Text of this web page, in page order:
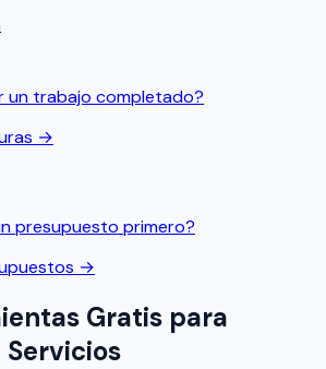
un trabajo completado?
→
presupuesto primero?
→
Gratis para
Servicios